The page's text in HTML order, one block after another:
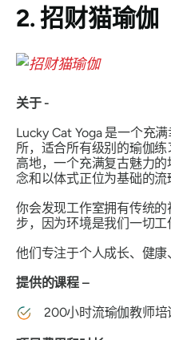
2. 招财猫瑜伽
关于 -
Lucky Cat Yoga 是一个充
所，适合所有级别的瑜伽
高地，一个充满复古魅力
念和以体式正位为基础的流
你会发现工作室拥有传统
步，因为环境是我们一切工
他们专注于个人成长、健康
提供的课程 –
200小时流瑜伽教师培